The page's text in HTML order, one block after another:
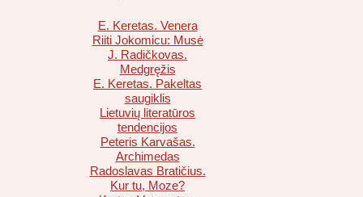
E. Keretas. Venera
Riiti Jokomicu: Musė
J. Radičkovas.
Medgręžis
E. Keretas. Pakeltas
saugiklis
Lietuvių literatūros
tendencijos
Peteris Karvašas.
Archimedas
Radoslavas Bratičius.
Kur tu, Moze?